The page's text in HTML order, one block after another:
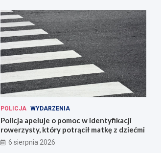
POLICJA WYDARZENIA
Policja apeluje o pomoc w identyfikacji
rowerzysty, który potrącił matkę z dziećmi
6 sierpnia 2026